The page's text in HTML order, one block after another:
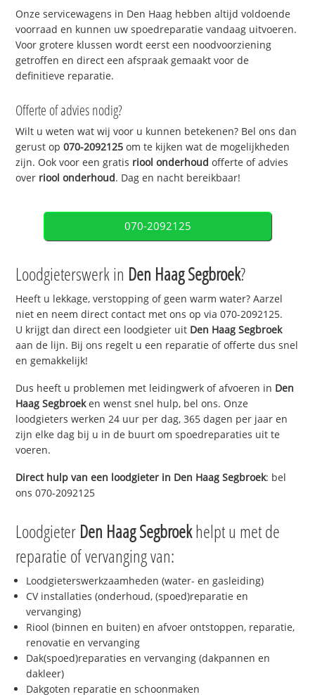
Onze servicewagens in Den Haag hebben altijd voldoende
voorraad en kunnen uw spoedreparatie vandaag uitvoeren.
Voor grotere klussen wordt eerst een noodvoorziening
getroffen en direct een afspraak gemaakt voor de
definitieve reparatie.
Offerte of advies nodig?
Wilt u weten wat wij voor u kunnen betekenen? Bel ons dan
gerust op070-2092125 om te kijken wat de mogelijkheden
zijn. Ook voor een gratis riool onderhoud offerte of advies
over riool onderhoud. Dag en nacht bereikbaar!
070-2092125
Loodgieterswerk in Den Haag Segbroek?
Heeft u lekkage, verstopping of geen warm water? Aarzel
niet en neem direct contact met ons op via 070-2092125.
U krijgt dan direct een loodgieter uit Den Haag Segbroek
aan de lijn. Bij ons regelt u een reparatie of offerte dus snel
en gemakkelijk!
Dus heeft u problemen met leidingwerk of afvoeren in Den
Haag Segbroeken wenst snel hulp, bel ons. Onze
loodgieters werken 24 uur per dag, 365 dagen per jaar en
zijn elke dag bij u in de buurt om spoedreparaties uit te
voeren.
Direct hulp van een loodgieter in Den Haag Segbroek: bel
ons 070-2092125
Loodgieter Den Haag Segbroekhelpt u met de
reparatie of vervanging van:
Loodgieterswerkzaamheden (water- en gasleiding)
CV installaties (onderhoud, (spoed)reparatie en
vervanging)
Riool (binnen en buiten) en afvoer ontstoppen, reparatie,
renovatie en vervanging
Dak(spoed)reparaties en vervanging (dakpannen en
dakleer)
Dakgoten reparatie en schoonmaken